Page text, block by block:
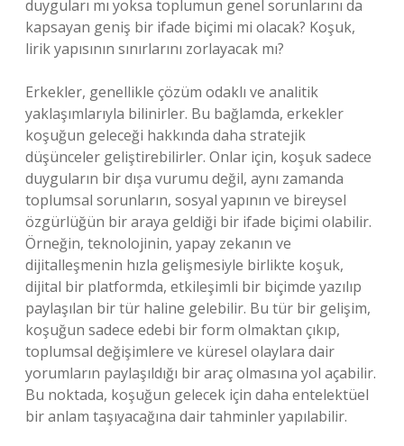
duyguları mı yoksa toplumun genel sorunlarını da
kapsayan geniş bir ifade biçimi mi olacak? Koşuk,
lirik yapısının sınırlarını zorlayacak mı?
Erkekler, genellikle çözüm odaklı ve analitik
yaklaşımlarıyla bilinirler. Bu bağlamda, erkekler
koşuğun geleceği hakkında daha stratejik
düşünceler geliştirebilirler. Onlar için, koşuk sadece
duyguların bir dışa vurumu değil, aynı zamanda
toplumsal sorunların, sosyal yapının ve bireysel
özgürlüğün bir araya geldiği bir ifade biçimi olabilir.
Örneğin, teknolojinin, yapay zekanın ve
dijitalleşmenin hızla gelişmesiyle birlikte koşuk,
dijital bir platformda, etkileşimli bir biçimde yazılıp
paylaşılan bir tür haline gelebilir. Bu tür bir gelişim,
koşuğun sadece edebi bir form olmaktan çıkıp,
toplumsal değişimlere ve küresel olaylara dair
yorumların paylaşıldığı bir araç olmasına yol açabilir.
Bu noktada, koşuğun gelecek için daha entelektüel
bir anlam taşıyacağına dair tahminler yapılabilir.